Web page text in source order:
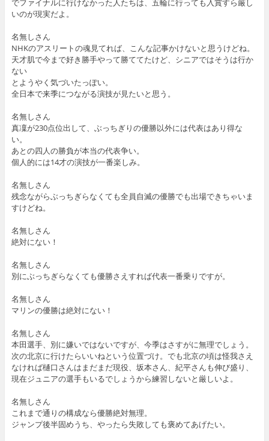
でファイナルに行けなかった人たちは、五輪に行っても入賞すら厳し
いのが現実だよ。
名無しさん
NHKのアスリートの魂見てれば、こんな記事かけないと思うけどね。
天才肌で今まで好き勝手やって勝ててたけど、シニアではそうは行か
ない
とようやく気づいたっぽい。
全日本で来季につながる演技が見たいと思う。
名無しさん
真凜が230点位出して、ぶっちぎりの優勝以外には代表はあり得な
い。
あとの四人の勝負が本当の代表争い。
個人的には14才の演技が一番楽しみ。
名無しさん
残念ながらぶっちぎらなくても全員自滅の優勝でも出場できちゃいま
すけどね。
名無しさん
絶対にない！
名無しさん
別にぶっちぎらなくても優勝さえすれば代表一番乗りですが。
名無しさん
マリンの優勝は絶対にない！
名無しさん
本田選手、別に嫌いではないですが、今季はさすがに無理でしょう。
次の北京に行けたらいいねという位置づけ。でも北京の頃は怪我さえ
なければ樋口さんはまだまだ現役、坂本さん、紀平さんも伸び盛り、
現在ジュニアの選手もいるでしょうから練習しないと厳しいよ。
名無しさん
これまで通りの構成なら優勝絶対無理。
ジャンプ後半固めうち、やったら失敗しても褒めてあげたい。